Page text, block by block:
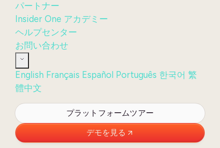
パートナー
Insider One アカデミー
ヘルプセンター
お問い合わせ
English Français Español Português 한국어 繁
體中文
プラットフォームツアー
デモを見る